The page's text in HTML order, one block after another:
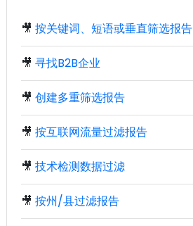
🎥 按关键词、短语或垂直筛选报告
🎥 寻找B2B企业
🎥 创建多重筛选报告
🎥 按互联网流量过滤报告
🎥 技术检测数据过滤
🎥 按州/县过滤报告